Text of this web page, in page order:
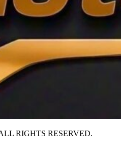
RIGHTS RESERVED.